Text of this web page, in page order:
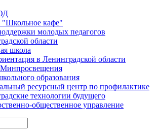
"Школьное кафе"
молодых педагогов
области
школа
в Ленинградской области
образования
ресурсный центр по профилактике
технологии будущего
общественное управление